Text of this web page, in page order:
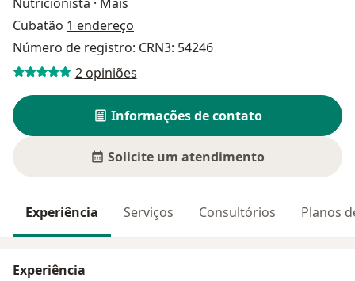
Cubatão 1 endereço
Número de registro: CRN3: 54246
2 opiniões
Informações de contato
Solicite um atendimento
Experiência Serviços Consultórios Planos
Experiência